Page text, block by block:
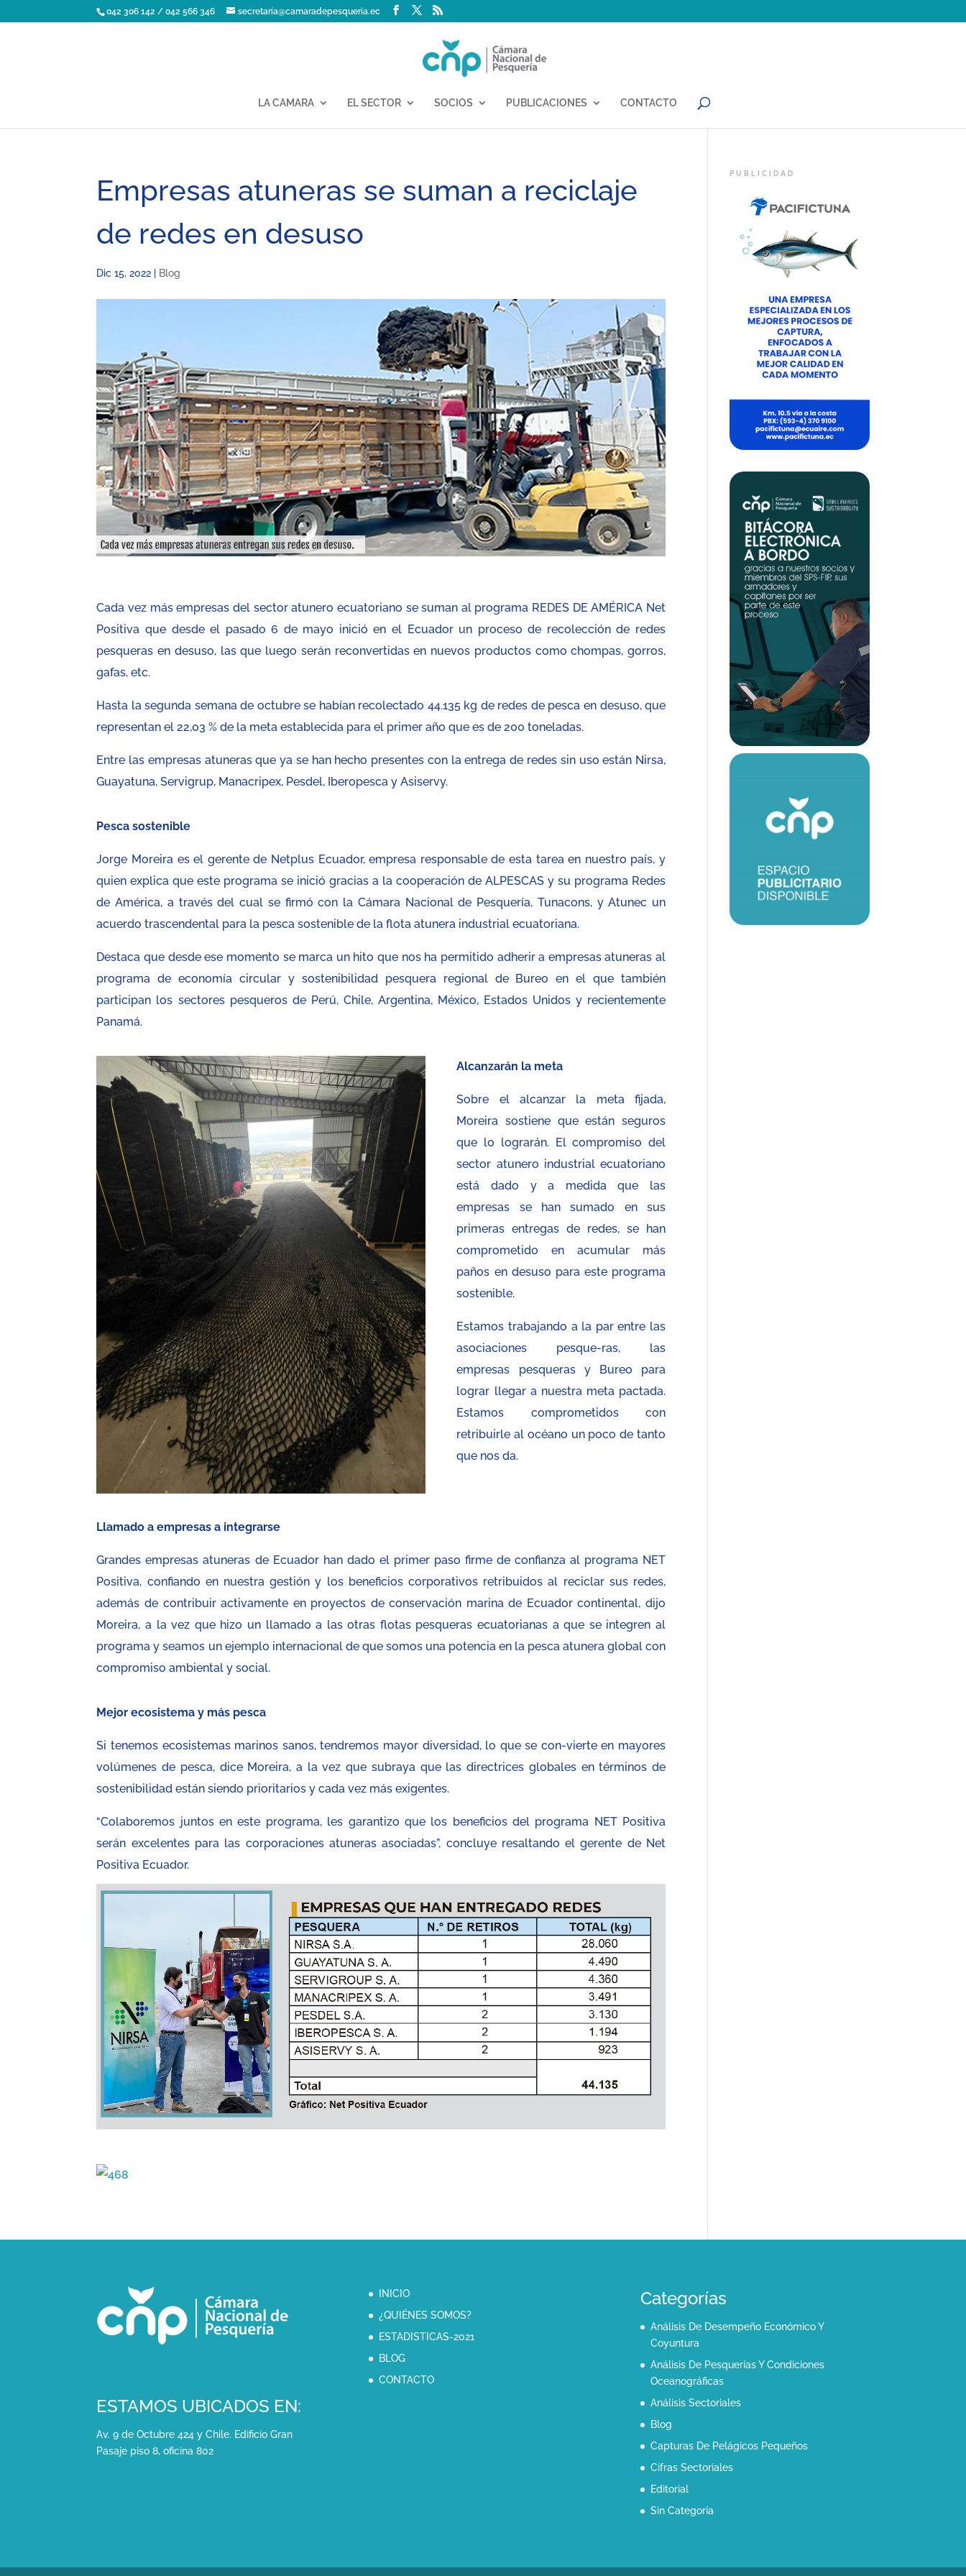
042 306 142 / 042 566 346 secretaria@camaradepesqueria.ec
LA CAMARA EL SECTOR SOCIOS PUBLICACIONES CONTACTO
Empresas atuneras se suman a reciclaje
de redes en desuso
Dic 15, 2022 Blog
Cada vez más empresas del sector atunero ecuatoriano se suman al programa REDES DE AMÉRICA Net
Positiva que desde el pasado 6 de mayo inició en el Ecuador un proceso de recolección de redes
pesqueras en desuso, las que luego serán reconvertidas en nuevos productos como chompas, gorros,
gafas, etc.
Hasta la segunda semana de octubre se habían recolectado 44.135 kg de redes de pesca en desuso, que
representan el 22,03 % de la meta establecida para el primer año que es de 200 toneladas.
Entre las empresas atuneras que ya se han hecho presentes con la entrega de redes sin uso están Nirsa,
Guayatuna, Servigrup, Manacripex, Pesdel, Iberopesca y Asiservy.
Pesca sostenible
Jorge Moreira es el gerente de Netplus Ecuador, empresa responsable de esta tarea en nuestro país, y
quien explica que este programa se inició gracias a la cooperación de ALPESCAS y su programa Redes
de América, a través del cual se firmó con la Cámara Nacional de Pesquería, Tunacons, y Atunec un
acuerdo trascendental para la pesca sostenible de la flota atunera industrial ecuatoriana.
Destaca que desde ese momento se marca un hito que nos ha permitido adherir a empresas atuneras al
programa de economía circular y sostenibilidad pesquera regional de Bureo en el que también
participan los sectores pesqueros de Perú, Chile, Argentina, México, Estados Unidos y recientemente
Panamá.
Alcanzarán la meta
Sobre el alcanzar la meta fijada,
Moreira sostiene que están seguros
que lo lograrán. El compromiso del
sector atunero industrial ecuatoriano
está dado y a medida que las
empresas se han sumado en sus
primeras entregas de redes, se han
comprometido en acumular más
paños en desuso para este programa
sostenible.
Estamos trabajando a la par entre las
asociaciones pesque-ras, las
empresas pesqueras y Bureo para
lograr llegar a nuestra meta pactada.
Estamos comprometidos con
retribuirle al océano un poco de tanto
que nos da.
Llamado a empresas a integrarse
Grandes empresas atuneras de Ecuador han dado el primer paso firme de confianza al programa NET
Positiva, confiando en nuestra gestión y los beneficios corporativos retribuidos al reciclar sus redes,
además de contribuir activamente en proyectos de conservación marina de Ecuador continental, dijo
Moreira, a la vez que hizo un llamado a las otras flotas pesqueras ecuatorianas a que se integren al
programa y seamos un ejemplo internacional de que somos una potencia en la pesca atunera global con
compromiso ambiental y social.
Mejor ecosistema y más pesca
Si tenemos ecosistemas marinos sanos, tendremos mayor diversidad, lo que se con-vierte en mayores
volúmenes de pesca, dice Moreira, a la vez que subraya que las directrices globales en términos de
sostenibilidad están siendo prioritarios y cada vez más exigentes.
“Colaboremos juntos en este programa, les garantizo que los beneficios del programa NET Positiva
serán excelentes para las corporaciones atuneras asociadas”, concluye resaltando el gerente de Net
Positiva Ecuador.
ESTAMOS UBICADOS EN:
Av. 9 de Octubre 424 y Chile. Edificio Gran
Pasaje piso 8, oficina 802
INICIO
¿QUIÉNES SOMOS?
ESTADISTICAS-2021
BLOG
CONTACTO
Categorías
Análisis De Desempeño Económico Y
Coyuntura
Análisis De Pesquerías Y Condiciones
Oceanográficas
Análisis Sectoriales
Blog
Capturas De Pelágicos Pequeños
Cifras Sectoriales
Editorial
Sin Categoría